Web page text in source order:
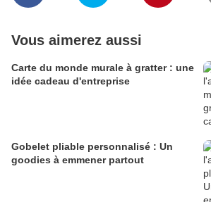
Vous aimerez aussi
Carte du monde murale à gratter : une
idée cadeau d'entreprise
Gobelet pliable personnalisé : Un
goodies à emmener partout